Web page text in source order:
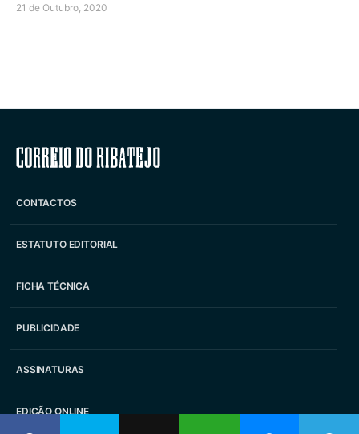
21 de Outubro, 2020
Correio do Ribatejo
CONTACTOS
ESTATUTO EDITORIAL
FICHA TÉCNICA
PUBLICIDADE
ASSINATURAS
EDIÇÃO ONLINE